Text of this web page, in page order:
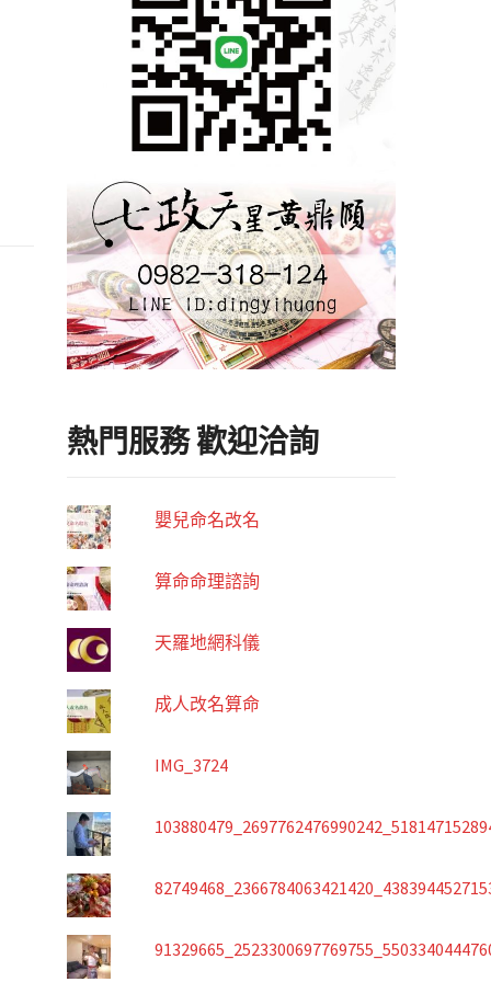
熱門服務 歡迎洽詢
嬰兒命名改名
算命命理諮詢
天羅地網科儀
成人改名算命
IMG_3724